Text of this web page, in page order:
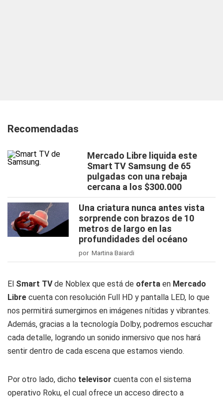
Recomendadas
Mercado Libre liquida este
Smart TV Samsung de 65
pulgadas con una rebaja
cercana a los $300.000
Una criatura nunca antes vista
sorprende con brazos de 10
metros de largo en las
profundidades del océano
por Martina Baiardi
El Smart TVde Noblex que está de oferta en Mercado
Libre cuenta con resolución Full HD y pantalla LED, lo que
nos permitirá sumergirnos en imágenes nítidas y vibrantes.
Además, gracias a la tecnología Dolby, podremos escuchar
cada detalle, logrando un sonido inmersivo que nos hará
sentir dentro de cada escena que estamos viendo.
Por otro lado, dicho televisor cuenta con el sistema
operativo Roku, el cual ofrece un acceso directo a